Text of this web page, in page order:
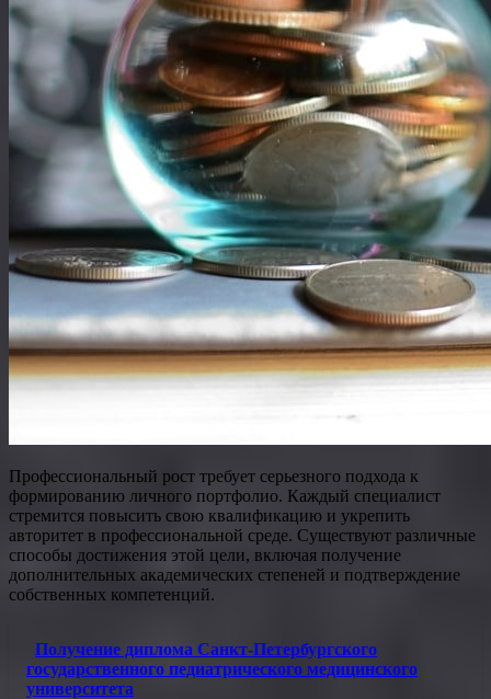
Профессиональный рост требует серьезного подхода к
формированию личного портфолио. Каждый специалист
стремится повысить свою квалификацию и укрепить
авторитет в профессиональной среде. Существуют различные
способы достижения этой цели, включая получение
дополнительных академических степеней и подтверждение
собственных компетенций.
Получение диплома Санкт-Петербургского
государственного педиатрического медицинского
университета